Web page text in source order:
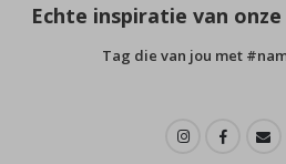
Echte inspiratie van
Tag die van jou met